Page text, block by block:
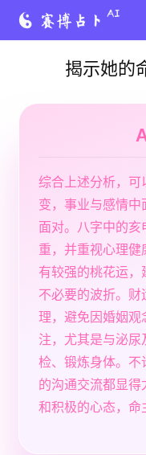
揭示她的
综合上述分析，可
变，事业与感情
面对。八字中的
重，并重视心理
有较强的桃花运
不必要的波折。
理，避免因婚姻观
注，尤其是与泌
检、锻炼身体。不
的沟通交流都显
和积极的心态，命